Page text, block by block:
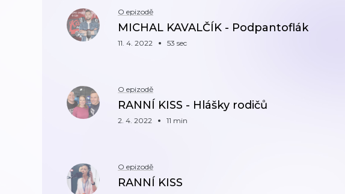
O epizodě
MICHAL KAVALČÍK - Podpantoflák
11. 4. 2022 53 sec
O epizodě
RANNÍ KISS - Hlášky rodičů
2. 4. 2022 11 min
O epizodě
RANNÍ KISS